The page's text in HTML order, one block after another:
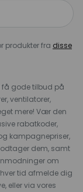
produkter fra disse
gode tilbud på
ventilatorer,
mere! Vær den
rabatkoder,
kampagnepriser,
dem, samt
om
tid afmelde dig
eller via vores